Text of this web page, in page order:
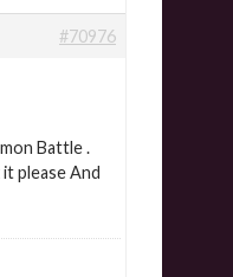
#70976
Battle .
please And